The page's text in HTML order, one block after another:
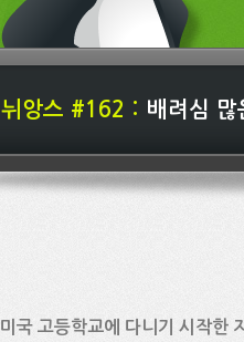
뉘앙스 #162 : 배려심 많
미국 고등학교에 다니기 시작한